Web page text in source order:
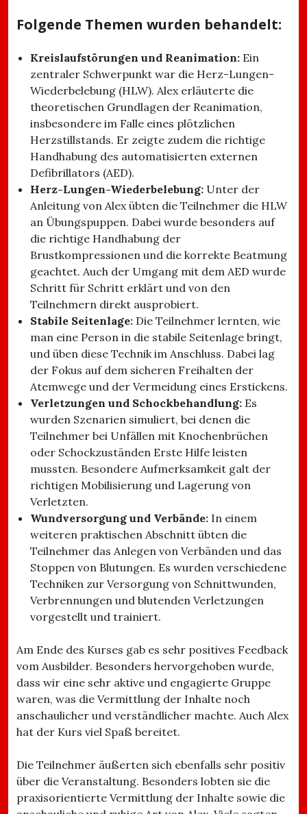
Folgende Themen wurden behandelt:
Kreislaufstörungen und Reanimation: Ein
zentraler Schwerpunkt war die Herz-Lungen-
Wiederbelebung (HLW). Alex erläuterte die
theoretischen Grundlagen der Reanimation,
insbesondere im Falle eines plötzlichen
Herzstillstands. Er zeigte zudem die richtige
Handhabung des automatisierten externen
Defibrillators (AED).
Herz-Lungen-Wiederbelebung: Unter der
Anleitung von Alex übten die Teilnehmer die HLW
an Übungspuppen. Dabei wurde besonders auf
die richtige Handhabung der
Brustkompressionen und die korrekte Beatmung
geachtet. Auch der Umgang mit dem AED wurde
Schritt für Schritt erklärt und von den
Teilnehmern direkt ausprobiert.
Stabile Seitenlage: Die Teilnehmer lernten, wie
man eine Person in die stabile Seitenlage bringt,
und üben diese Technik im Anschluss. Dabei lag
der Fokus auf dem sicheren Freihalten der
Atemwege und der Vermeidung eines Erstickens.
Verletzungen und Schockbehandlung: Es
wurden Szenarien simuliert, bei denen die
Teilnehmer bei Unfällen mit Knochenbrüchen
oder Schockzuständen Erste Hilfe leisten
mussten. Besondere Aufmerksamkeit galt der
richtigen Mobilisierung und Lagerung von
Verletzten.
Wundversorgung und Verbände: In einem
weiteren praktischen Abschnitt übten die
Teilnehmer das Anlegen von Verbänden und das
Stoppen von Blutungen. Es wurden verschiedene
Techniken zur Versorgung von Schnittwunden,
Verbrennungen und blutenden Verletzungen
vorgestellt und trainiert.
Am Ende des Kurses gab es sehr positives Feedback
vom Ausbilder. Besonders hervorgehoben wurde,
dass wir eine sehr aktive und engagierte Gruppe
waren, was die Vermittlung der Inhalte noch
anschaulicher und verständlicher machte. Auch Alex
hat der Kurs viel Spaß bereitet.
Die Teilnehmer äußerten sich ebenfalls sehr positiv
über die Veranstaltung. Besonders lobten sie die
praxisorientierte Vermittlung der Inhalte sowie die